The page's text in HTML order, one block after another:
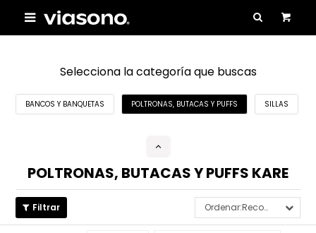

Selecciona la categoría que buscas
BANCOS Y BANQUETAS POLTRONAS, BUTACAS Y PUFFS SILLAS
POLTRONAS, BUTACAS Y PUFFS KARE
Recomendados